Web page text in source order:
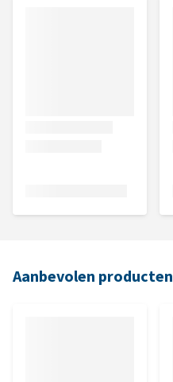
Aanbevolen producten